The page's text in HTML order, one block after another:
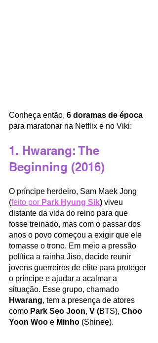
Conheça então, 6 doramas de época
para maratonar na Netflix e no Viki:
1. Hwarang: The
Beginning (2016)
O príncipe herdeiro, Sam Maek Jong
(feito por Park Hyung Sik) viveu
distante da vida do reino para que
fosse treinado, mas com o passar dos
anos o povo começou a exigir que ele
tomasse o trono. Em meio a pressão
política a rainha Jiso, decide reunir
jovens guerreiros de elite para proteger
o príncipe e ajudar a acalmar a
situação. Esse grupo, chamado
Hwarang, tem a presença de atores
como Park Seo Joon, V (BTS), Choo
Yoon Woo e Minho (Shinee).